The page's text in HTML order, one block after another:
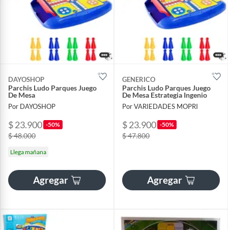
DAYOSHOP
Parchis Ludo Parques Juego
De Mesa
Por DAYOSHOP
$ 23.900 -50%
$ 48.000
Llega mañana
Agregar
GENERICO
Parchis Ludo Parques Juego
De Mesa Estrategia Ingenio
Por VARIEDADES MOPRI
$ 23.900 -50%
$ 47.800
Agregar